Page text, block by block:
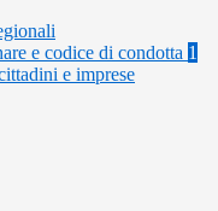
e codice di condotta 1
e imprese